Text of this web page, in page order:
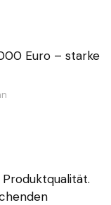
Euro – starke